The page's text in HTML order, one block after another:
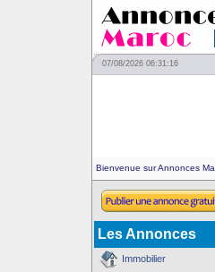
07/08/2026 06:31:16
Bienvenue sur Annonces
Les Annonces
Immobilier